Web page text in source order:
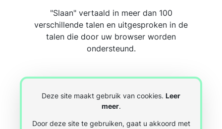
"Slaan" vertaald in meer dan 100
verschillende talen en uitgesproken in de
talen die door uw browser worden
ondersteund.
Deze site maakt gebruik van cookies. Leer
meer.
Door deze site te gebruiken, gaat u akkoord met